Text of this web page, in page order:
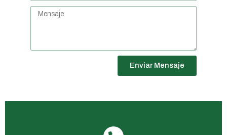
Enviar Mensaje